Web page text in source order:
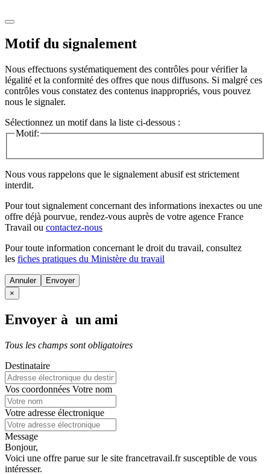
Motif du signalement
Nous effectuons systématiquement des contrôles pour vérifier la
légalité et la conformité des offres que nous diffusons. Si malgré ces
contrôles vous constatez des contenus inappropriés, vous pouvez
nous le signaler.
Sélectionnez un motif dans la liste ci-dessous :
Motif:
Nous vous rappelons que le signalement abusif est strictement
interdit.
Pour tout signalement concernant des informations inexactes ou une
offre déjà pourvue, rendez-vous auprès de votre agence France
Travail ou contactez-nous
Pour toute information concernant le droit du travail, consultez
les fiches pratiques du Ministère du travail
Annuler
×
Envoyer à un ami
Tous les champs sont obligatoires
Destinataire
Vos coordonnées Votre nom
Votre adresse électronique
Message
Bonjour,
Voici une offre parue sur le site francetravail.fr susceptible de vous
intéresser.